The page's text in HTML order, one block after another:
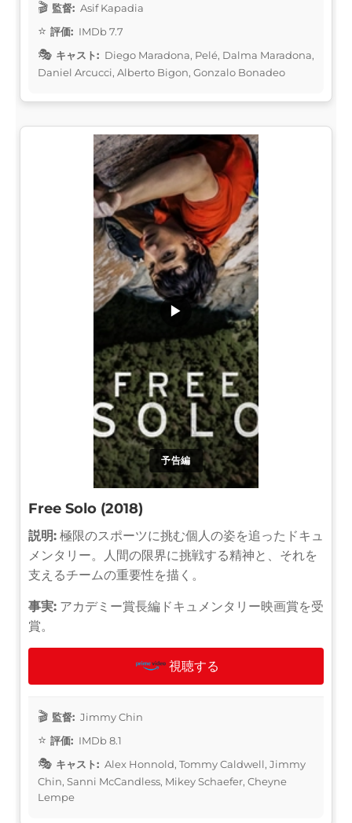
監督: Asif Kapadia
評価: IMDb 7.7
キャスト: Diego Maradona, Pelé, Dalma Maradona,
Daniel Arcucci, Alberto Bigon, Gonzalo Bonadeo
予告編
▶
Free Solo (2018)
説明: 極限のスポーツに挑む個人の姿を追ったドキュ
メンタリー。人間の限界に挑戦する精神と、それを
支えるチームの重要性を描く。
事実: アカデミー賞長編ドキュメンタリー映画賞を受
賞。
視聴する
監督: Jimmy Chin
評価: IMDb 8.1
キャスト: Alex Honnold, Tommy Caldwell, Jimmy
Chin, Sanni McCandless, Mikey Schaefer, Cheyne
Lempe